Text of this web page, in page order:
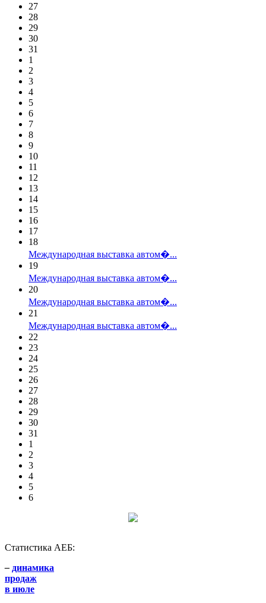
27
28
29
30
31
1
2
3
4
5
6
7
8
9
10
11
12
13
14
15
16
17
18
Международная выставка автом�...
19
Международная выставка автом�...
20
Международная выставка автом�...
21
Международная выставка автом�...
22
23
24
25
26
27
28
29
30
31
1
2
3
4
5
6
Статистика АЕБ:
– динамика
продаж
в июле